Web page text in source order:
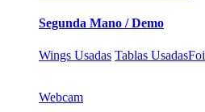
Segunda Mano / Demo
Wings Usadas Tablas Usadas
Webcam